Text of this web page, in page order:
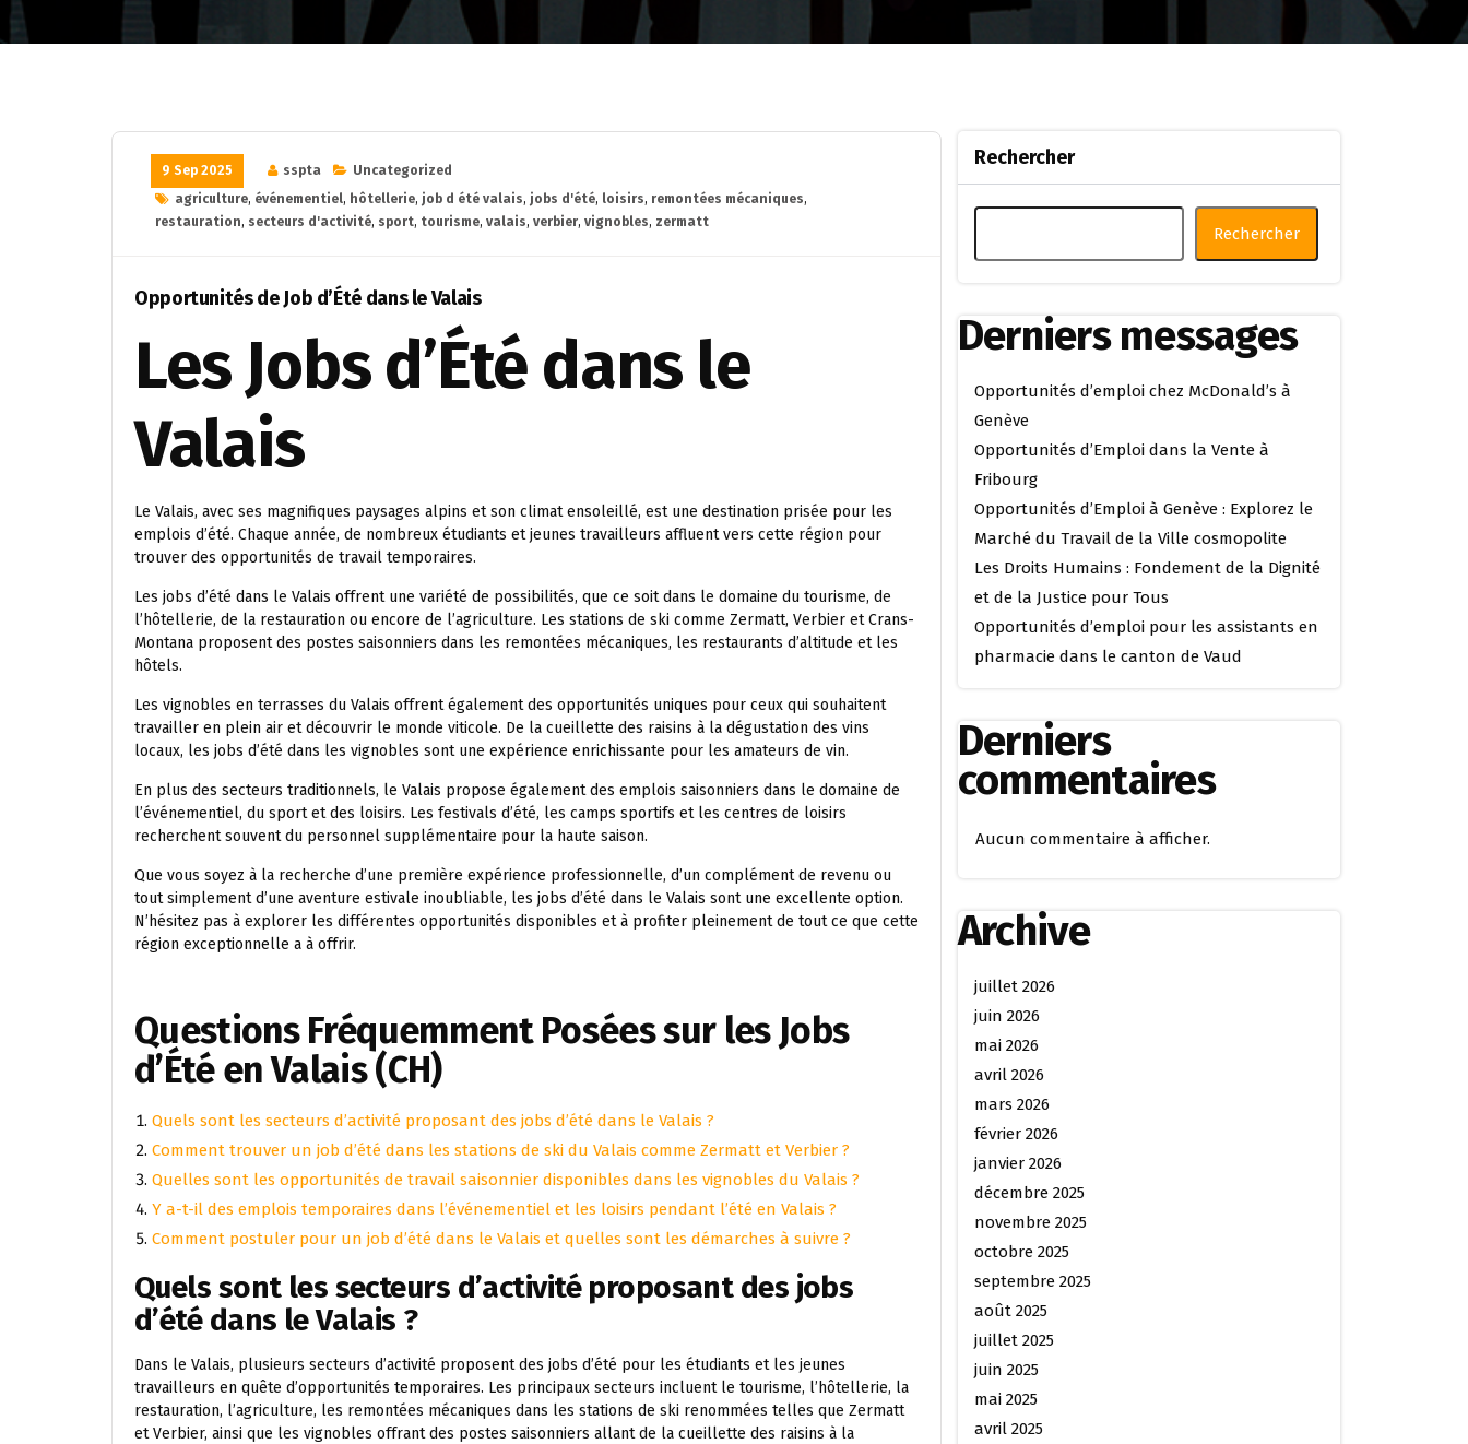
9 Sep 2025 sspta
Uncategorized
agriculture, événementiel, hôtellerie, job d été valais, jobs d'été, loisirs, remontées mécaniques,
restauration, secteurs d'activité, sport, tourisme, valais, verbier, vignobles, zermatt
Opportunités de Job d’Été dans le Valais
Les Jobs d’Été dans le
Valais
Le Valais, avec ses magnifiques paysages alpins et son climat ensoleillé, est une destination prisée pour les
emplois d’été. Chaque année, de nombreux étudiants et jeunes travailleurs affluent vers cette région pour
trouver des opportunités de travail temporaires.
Les jobs d’été dans le Valais offrent une variété de possibilités, que ce soit dans le domaine du tourisme, de
l’hôtellerie, de la restauration ou encore de l’agriculture. Les stations de ski comme Zermatt, Verbier et Crans-
Montana proposent des postes saisonniers dans les remontées mécaniques, les restaurants d’altitude et les
hôtels.
Les vignobles en terrasses du Valais offrent également des opportunités uniques pour ceux qui souhaitent
travailler en plein air et découvrir le monde viticole. De la cueillette des raisins à la dégustation des vins
locaux, les jobs d’été dans les vignobles sont une expérience enrichissante pour les amateurs de vin.
En plus des secteurs traditionnels, le Valais propose également des emplois saisonniers dans le domaine de
l’événementiel, du sport et des loisirs. Les festivals d’été, les camps sportifs et les centres de loisirs
recherchent souvent du personnel supplémentaire pour la haute saison.
Que vous soyez à la recherche d’une première expérience professionnelle, d’un complément de revenu ou
tout simplement d’une aventure estivale inoubliable, les jobs d’été dans le Valais sont une excellente option.
N’hésitez pas à explorer les différentes opportunités disponibles et à profiter pleinement de tout ce que cette
région exceptionnelle a à offrir.
Questions Fréquemment Posées sur les Jobs
d’Été en Valais (CH)
Quels sont les secteurs d’activité proposant des jobs d’été dans le Valais ?
Comment trouver un job d’été dans les stations de ski du Valais comme Zermatt et Verbier ?
Quelles sont les opportunités de travail saisonnier disponibles dans les vignobles du Valais ?
Y a-t-il des emplois temporaires dans l’événementiel et les loisirs pendant l’été en Valais ?
Comment postuler pour un job d’été dans le Valais et quelles sont les démarches à suivre ?
Quels sont les secteurs d’activité proposant des jobs
d’été dans le Valais ?
Dans le Valais, plusieurs secteurs d’activité proposent des jobs d’été pour les étudiants et les jeunes
travailleurs en quête d’opportunités temporaires. Les principaux secteurs incluent le tourisme, l’hôtellerie, la
restauration, l’agriculture, les remontées mécaniques dans les stations de ski renommées telles que Zermatt
et Verbier, ainsi que les vignobles offrant des postes saisonniers allant de la cueillette des raisins à la
Rechercher
Rechercher
Derniers messages
Opportunités d’emploi chez McDonald’s à
Genève
Opportunités d’Emploi dans la Vente à
Fribourg
Opportunités d’Emploi à Genève : Explorez le
Marché du Travail de la Ville cosmopolite
Les Droits Humains : Fondement de la Dignité
et de la Justice pour Tous
Opportunités d’emploi pour les assistants en
pharmacie dans le canton de Vaud
Derniers
commentaires
Aucun commentaire à afficher.
Archive
juillet 2026
juin 2026
mai 2026
avril 2026
mars 2026
février 2026
janvier 2026
décembre 2025
novembre 2025
octobre 2025
septembre 2025
août 2025
juillet 2025
juin 2025
mai 2025
avril 2025